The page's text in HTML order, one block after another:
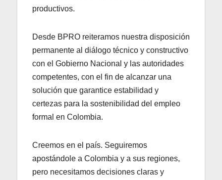
productivos.
Desde BPRO reiteramos nuestra disposición
permanente al diálogo técnico y constructivo
con el Gobierno Nacional y las autoridades
competentes, con el fin de alcanzar una
solución que garantice estabilidad y
certezas para la sostenibilidad del empleo
formal en Colombia.
Creemos en el país. Seguiremos
apostándole a Colombia y a sus regiones,
pero necesitamos decisiones claras y